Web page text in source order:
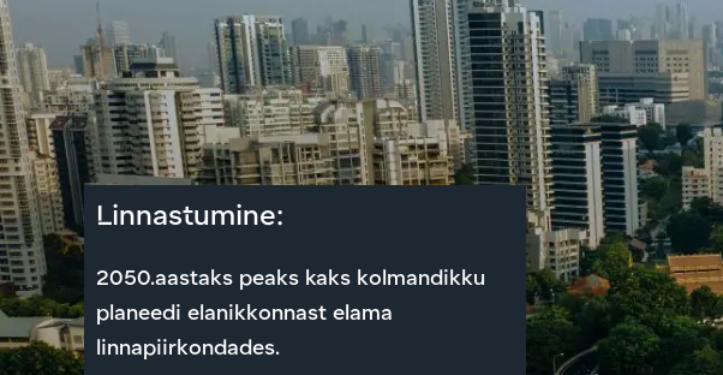
Linnastumine:
2050.aastaks peaks kaks kolmandikku
planeedi elanikkonnast elama
linnapiirkondades.